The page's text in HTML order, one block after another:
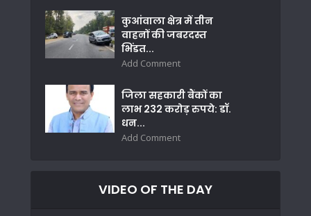
कुआंवाला क्षेत्र में तीन
वाहनों की जबरदस्त
भिंडत...
Add Comment
जिला सहकारी बैंकों का
लाभ 232 करोड़ रुपये: डॉ.
धन...
Add Comment
VIDEO OF THE DAY